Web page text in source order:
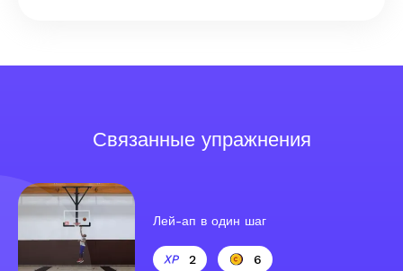
Связанные упражнения
Лей-ап в один шаг
2 6